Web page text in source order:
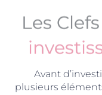
Les
Avant
plusieurs